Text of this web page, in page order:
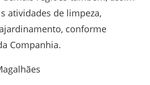
atividades de limpeza,
conforme
Companhia.